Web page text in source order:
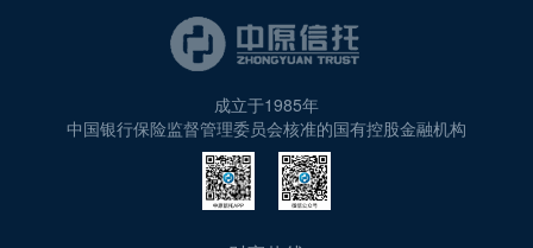
成立于1985年
中国银行保险监督管理委员会核准的国有控股金融机构